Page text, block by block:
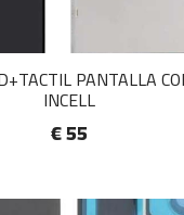
PANTALLA
INCELL
€ 55